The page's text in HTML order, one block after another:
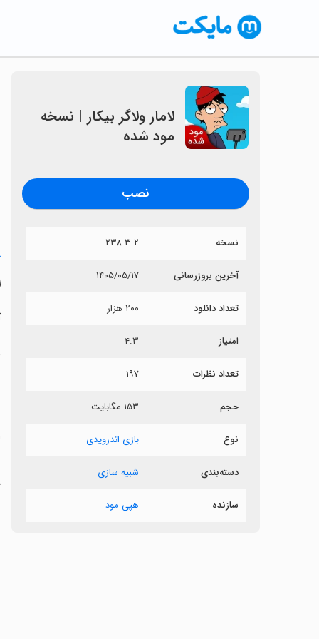
لامار ولاگر بیکار | نسخه
مود شده
نصب
نسخه ۲۳۸.۳.۲
آخرین بروزرسانی ۱۴۰۵/۰۵/۱۷
تعداد دانلود ۲۰۰ هزار
امتیاز ۴.۳
تعداد نظرات ۱۹۷
حجم ۱۵۳ مگابایت
نوع بازی اندرویدی
دسته‌بندی شبیه سازی
سازنده هپی مود